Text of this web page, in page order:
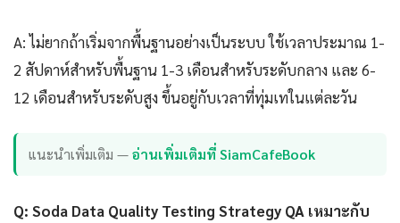
A: ไม่ยากถ้าเริ่มจากพื้นฐานอย่างเป็นระบบ ใช้เวลาประมาณ 1-
2 สัปดาห์สำหรับพื้นฐาน 1-3 เดือนสำหรับระดับกลาง และ 6-
12 เดือนสำหรับระดับสูง ขึ้นอยู่กับเวลาที่ทุ่มเทในแต่ละวัน
แนะนำเพิ่มเติม —อ่านเพิ่มเติมที่ SiamCafeBook
Q: Soda Data Quality Testing Strategy QA เหมาะกับ